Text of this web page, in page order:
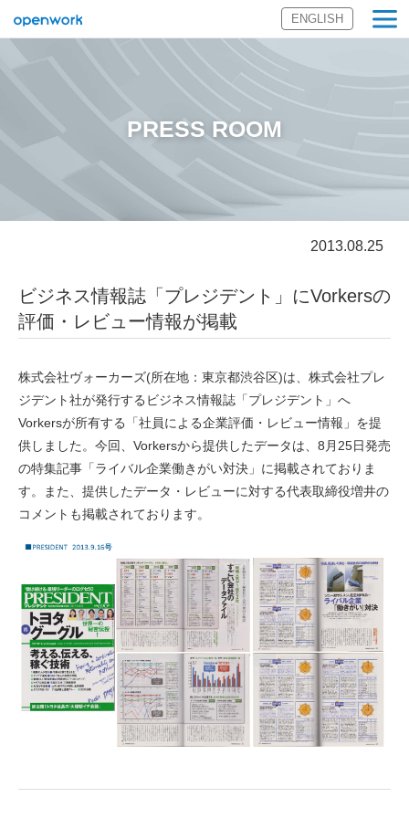
ENGLISH
PRESS ROOM
2013.08.25
ビジネス情報誌「プレジデント」にVorkersの
評価・レビュー情報が掲載
株式会社ヴォーカーズ(所在地：東京都渋谷区)は、株式会社プレ
ジデント社が発行するビジネス情報誌「プレジデント」へ
Vorkersが所有する「社員による企業評価・レビュー情報」を提
供しました。今回、Vorkersから提供したデータは、8月25日発売
の特集記事「ライバル企業働きがい対決」に掲載されておりま
す。また、提供したデータ・レビューに対する代表取締役増井の
コメントも掲載されております。